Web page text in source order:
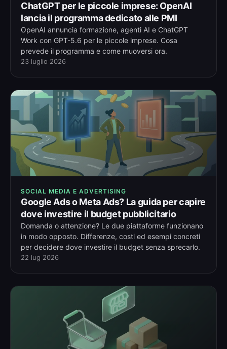
ChatGPT per le piccole imprese: OpenAI
lancia il programma dedicato alle PMI
OpenAI annuncia formazione, agenti AI e ChatGPT
Work con GPT-5.6 per le piccole imprese. Cosa
prevede il programma e come muoversi ora.
23 luglio 2026
SOCIAL MEDIA E ADVERTISING
Google Ads o Meta Ads? La guida per capire
dove investire il budget pubblicitario
Domanda o attenzione? Le due piattaforme funzionano
in modo opposto. Differenze, costi ed esempi concreti
per decidere dove investire il budget senza sprecarlo.
22 lug 2026